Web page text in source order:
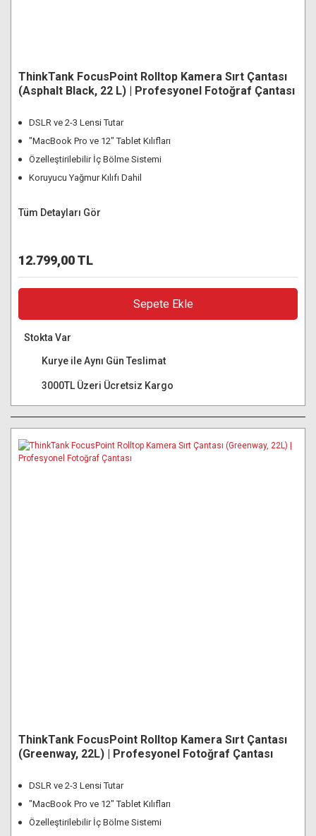
ThinkTank FocusPoint Rolltop Kamera Sırt Çantası
(Asphalt Black, 22 L) | Profesyonel Fotoğraf Çantası
DSLR ve 2-3 Lensi Tutar
"MacBook Pro ve 12" Tablet Kılıfları
Özelleştirilebilir İç Bölme Sistemi
Koruyucu Yağmur Kılıfı Dahil
Tüm Detayları Gör
12.799,00 TL
Sepete Ekle
Stokta Var
Kurye ile Aynı Gün Teslimat
3000TL Üzeri Ücretsiz Kargo
ThinkTank FocusPoint Rolltop Kamera Sırt Çantası
(Greenway, 22L) | Profesyonel Fotoğraf Çantası
DSLR ve 2-3 Lensi Tutar
"MacBook Pro ve 12" Tablet Kılıfları
Özelleştirilebilir İç Bölme Sistemi